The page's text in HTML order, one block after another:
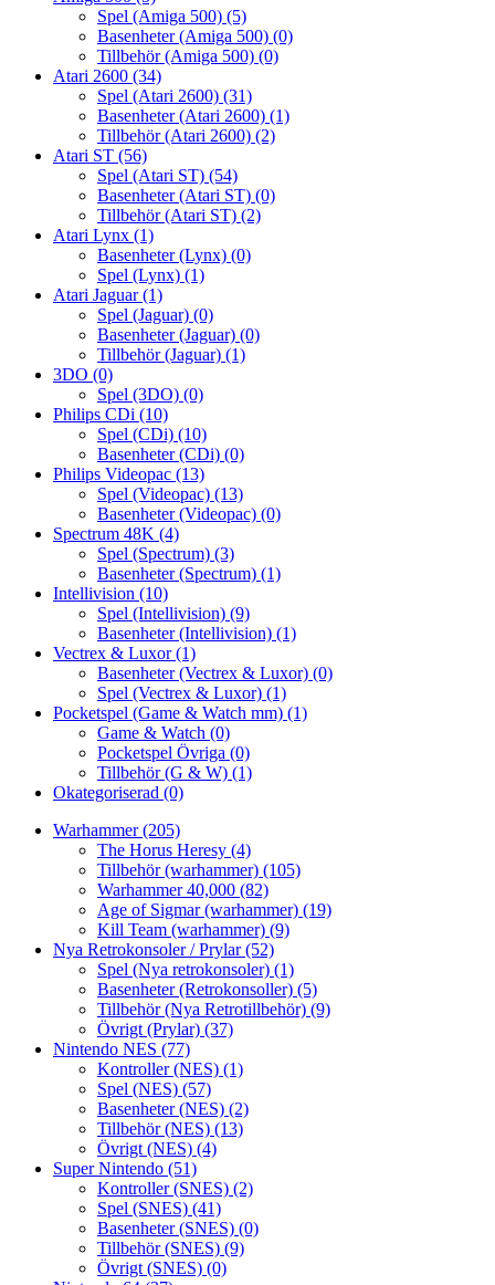
Spel (Amiga 500) (5)
Basenheter (Amiga 500) (0)
Tillbehör (Amiga 500) (0)
Atari 2600 (34)
Spel (Atari 2600) (31)
Basenheter (Atari 2600) (1)
Tillbehör (Atari 2600) (2)
Atari ST (56)
Spel (Atari ST) (54)
Basenheter (Atari ST) (0)
Tillbehör (Atari ST) (2)
Atari Lynx (1)
Basenheter (Lynx) (0)
Spel (Lynx) (1)
Atari Jaguar(1)
Spel (Jaguar) (0)
Basenheter (Jaguar) (0)
Tillbehör (Jaguar) (1)
3DO (0)
Spel (3DO) (0)
Philips CDi (10)
Spel (CDi) (10)
Basenheter (CDi) (0)
Philips Videopac (13)
Spel (Videopac) (13)
Basenheter (Videopac) (0)
Spectrum 48K (4)
Spel (Spectrum) (3)
Basenheter (Spectrum) (1)
Intellivision (10)
Spel (Intellivision) (9)
Basenheter (Intellivision) (1)
Vectrex & Luxor(1)
Basenheter (Vectrex & Luxor) (0)
Spel (Vectrex & Luxor) (1)
Pocketspel (Game & Watch mm) (1)
Game & Watch (0)
Pocketspel Övriga (0)
Tillbehör (G & W) (1)
Okategoriserad (0)
Warhammer(205)
The Horus Heresy (4)
Tillbehör (warhammer) (105)
Warhammer 40,000 (82)
Age of Sigmar (warhammer) (19)
Kill Team (warhammer) (9)
Nya Retrokonsoler / Prylar(52)
Spel (Nya retrokonsoler) (1)
Basenheter (Retrokonsoller) (5)
Tillbehör (Nya Retrotillbehör) (9)
Övrigt (Prylar) (37)
Nintendo NES (77)
Kontroller (NES) (1)
Spel (NES) (57)
Basenheter (NES) (2)
Tillbehör (NES) (13)
Övrigt (NES) (4)
Super Nintendo (51)
Kontroller (SNES) (2)
Spel (SNES) (41)
Basenheter (SNES) (0)
Tillbehör (SNES) (9)
Övrigt (SNES) (0)